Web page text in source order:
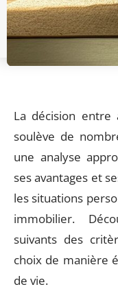
La décision
soulève de
une analyse
ses avantages et
les situations
immobilier.
suivants des
choix de manière
de vie.